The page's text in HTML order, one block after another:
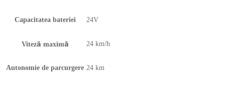
Capacitatea bateriei 24V
Viteză maximă 24 km/h
Autonomie de parcurgere 24 km